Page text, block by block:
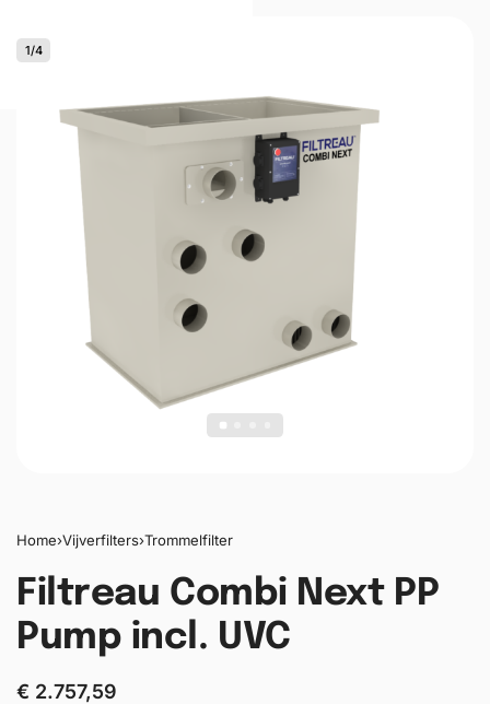
1/4
Home›Vijverfilters›Trommelfilter
Filtreau Combi Next PP
Pump incl. UVC
€ 2.757,59